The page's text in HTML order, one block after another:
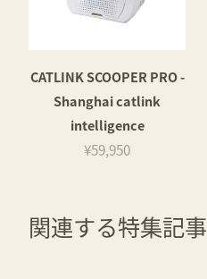
CATLINK SCOOPER PRO -
Shanghai catlink
intelligence
¥59,950
関連する特集記事